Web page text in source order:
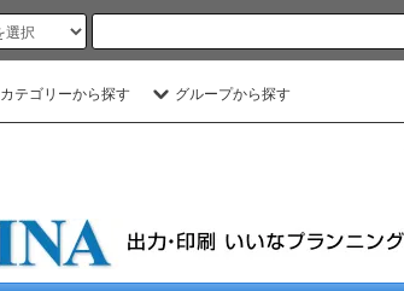
カテゴリーから探す グループから探す